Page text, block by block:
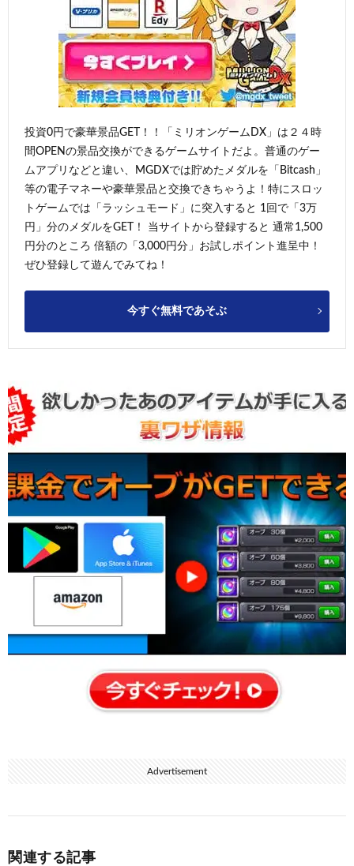
投資0円で豪華景品GET！！「ミリオンゲームDX」は２４時
間OPENの景品交換ができるゲームサイトだよ。普通のゲー
ムアプリなどと違い、MGDXでは貯めたメダルを「Bitcash」
等の電子マネーや豪華景品と交換できちゃうよ！特にスロッ
トゲームでは「ラッシュモード」に突入すると 1回で「3万
円」分のメダルをGET！ 当サイトから登録すると 通常1,500
円分のところ 倍額の「3,000円分」お試しポイント進呈中！
ぜひ登録して遊んでみてね！
今すぐ無料であそぶ
Advertisement
関連する記事